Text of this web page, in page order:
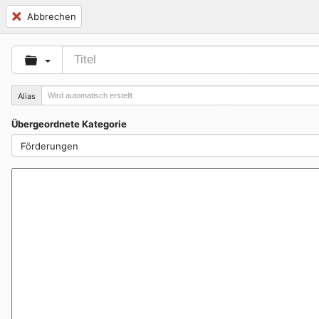
Abbrechen
Alias
Übergeordnete Kategorie
Förderungen